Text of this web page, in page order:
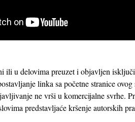
ili u delovima preuzet i objavljen
linka sa početne stranice
ne vrši u komercijalne svrhe.
predstavljaće kršenje autorskih